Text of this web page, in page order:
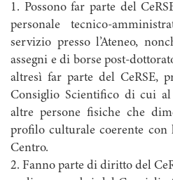
1. Possono far parte del
personale tecnico-
servizio presso l’Ateneo,
assegni e di borse post-
altresì far parte del CeRSE,
Consiglio Scientifico di cui al
altre persone fisiche che
profilo culturale coerente
Centro.
2. Fanno parte di diritto del